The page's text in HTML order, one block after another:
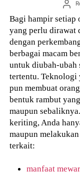
Post
Bagi hampir setiap
yang perlu dirawat
dengan
berbagai macam
untuk diubah-ubah
tertentu. Teknologi
pun membuat
bentuk rambut
maupun
keriting, Anda
maupun
terkait:
manfaat